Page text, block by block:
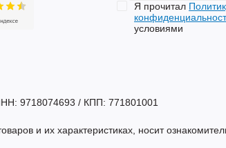
Я прочитал
условиями
9718074693 / КПП: 771801001
и их характеристиках, носит